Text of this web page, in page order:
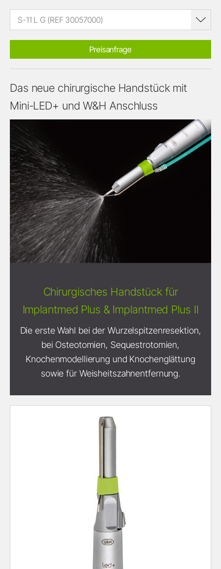
S-11 L G (REF 30057000)
Preisanfrage
Das neue chirurgische Handstück mit
Mini-LED+ und W&H Anschluss
Chirurgisches Handstück für
Implantmed Plus & Implantmed Plus II
Die erste Wahl bei der Wurzelspitzenresektion,
bei Osteotomien, Sequestrotomien,
Knochenmodellierung und Knochenglättung
sowie für Weisheitszahnentfernung.